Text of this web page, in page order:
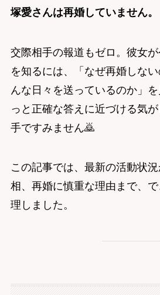
塚愛さんは再婚していません。
交際相手の報道もゼロ。彼女
を知るには、「なぜ再婚しな
んな日々を送っているのか」
っと正確な答えに近づける気
手ですみません🙇
この記事では、最新の活動状
相、再婚に慎重な理由まで、
理しました。